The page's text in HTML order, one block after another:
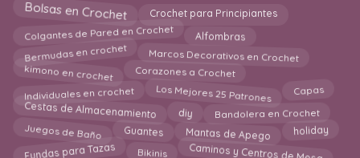
Bolsas en Crochet Crochet para Principiantes
Colgantes de Pared en Crochet Alfombras
Bermudas en crochet Marcos Decorativos en Crochet
kimono en crochet Corazones a Crochet
Individuales en crochet Los Mejores 25 Patrones Capas
Cestas de Almacenamiento diy Bandolera en Crochet
Juegos de Baño Guantes Mantas de Apego holiday
Fundas para Tazas Bikinis Caminos y Centros de Mesa